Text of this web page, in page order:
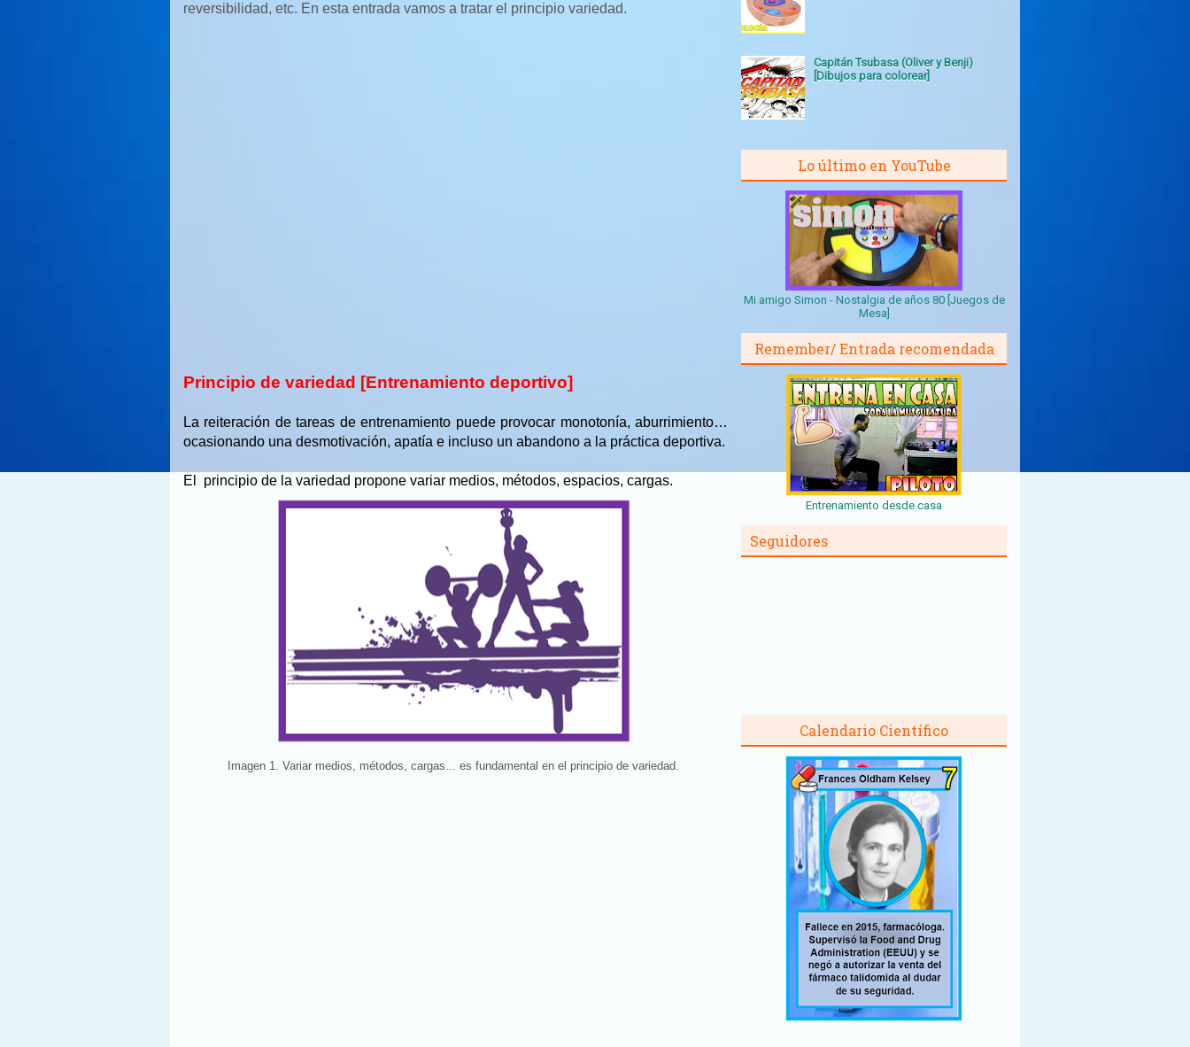
reversibilidad, etc. En esta entrada vamos a tratar el principio variedad.
Principio de variedad [Entrenamiento deportivo]
La reiteración de tareas de entrenamiento puede provocar monotonía, aburrimiento…
ocasionando una desmotivación, apatía e incluso un abandono a la práctica deportiva.
El principio de la variedad propone variar medios, métodos, espacios, cargas.
Imagen 1. Variar medios, métodos, cargas... es fundamental en el principio de variedad.
Capitán Tsubasa (Oliver y Benji)
[Dibujos para colorear]
Lo último en YouTube
Mi amigo Simon - Nostalgia de años 80 [Juegos de
Mesa]
Remember/ Entrada recomendada
Entrenamiento desde casa
Seguidores
Calendario Científico